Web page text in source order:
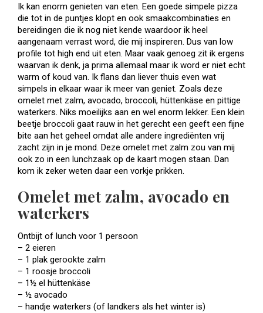
Ik kan enorm genieten van eten. Een goede simpele pizza
die tot in de puntjes klopt en ook smaakcombinaties en
bereidingen die ik nog niet kende waardoor ik heel
aangenaam verrast word, die mij inspireren. Dus van low
profile tot high end uit eten. Maar vaak genoeg zit ik ergens
waarvan ik denk, ja prima allemaal maar ik word er niet echt
warm of koud van. Ik flans dan liever thuis even wat
simpels in elkaar waar ik meer van geniet. Zoals deze
omelet met zalm, avocado, broccoli, hüttenkäse en pittige
waterkers. Niks moeilijks aan en wel enorm lekker. Een klein
beetje broccoli gaat rauw in het gerecht een geeft een fijne
bite aan het geheel omdat alle andere ingrediënten vrij
zacht zijn in je mond. Deze omelet met zalm zou van mij
ook zo in een lunchzaak op de kaart mogen staan. Dan
kom ik zeker weten daar een vorkje prikken.
Omelet met zalm, avocado en
waterkers
Ontbijt of lunch voor 1 persoon
– 2 eieren
– 1 plak gerookte zalm
– 1 roosje broccoli
– 1½ el hüttenkäse
– ½ avocado
– handje waterkers (of landkers als het winter is)